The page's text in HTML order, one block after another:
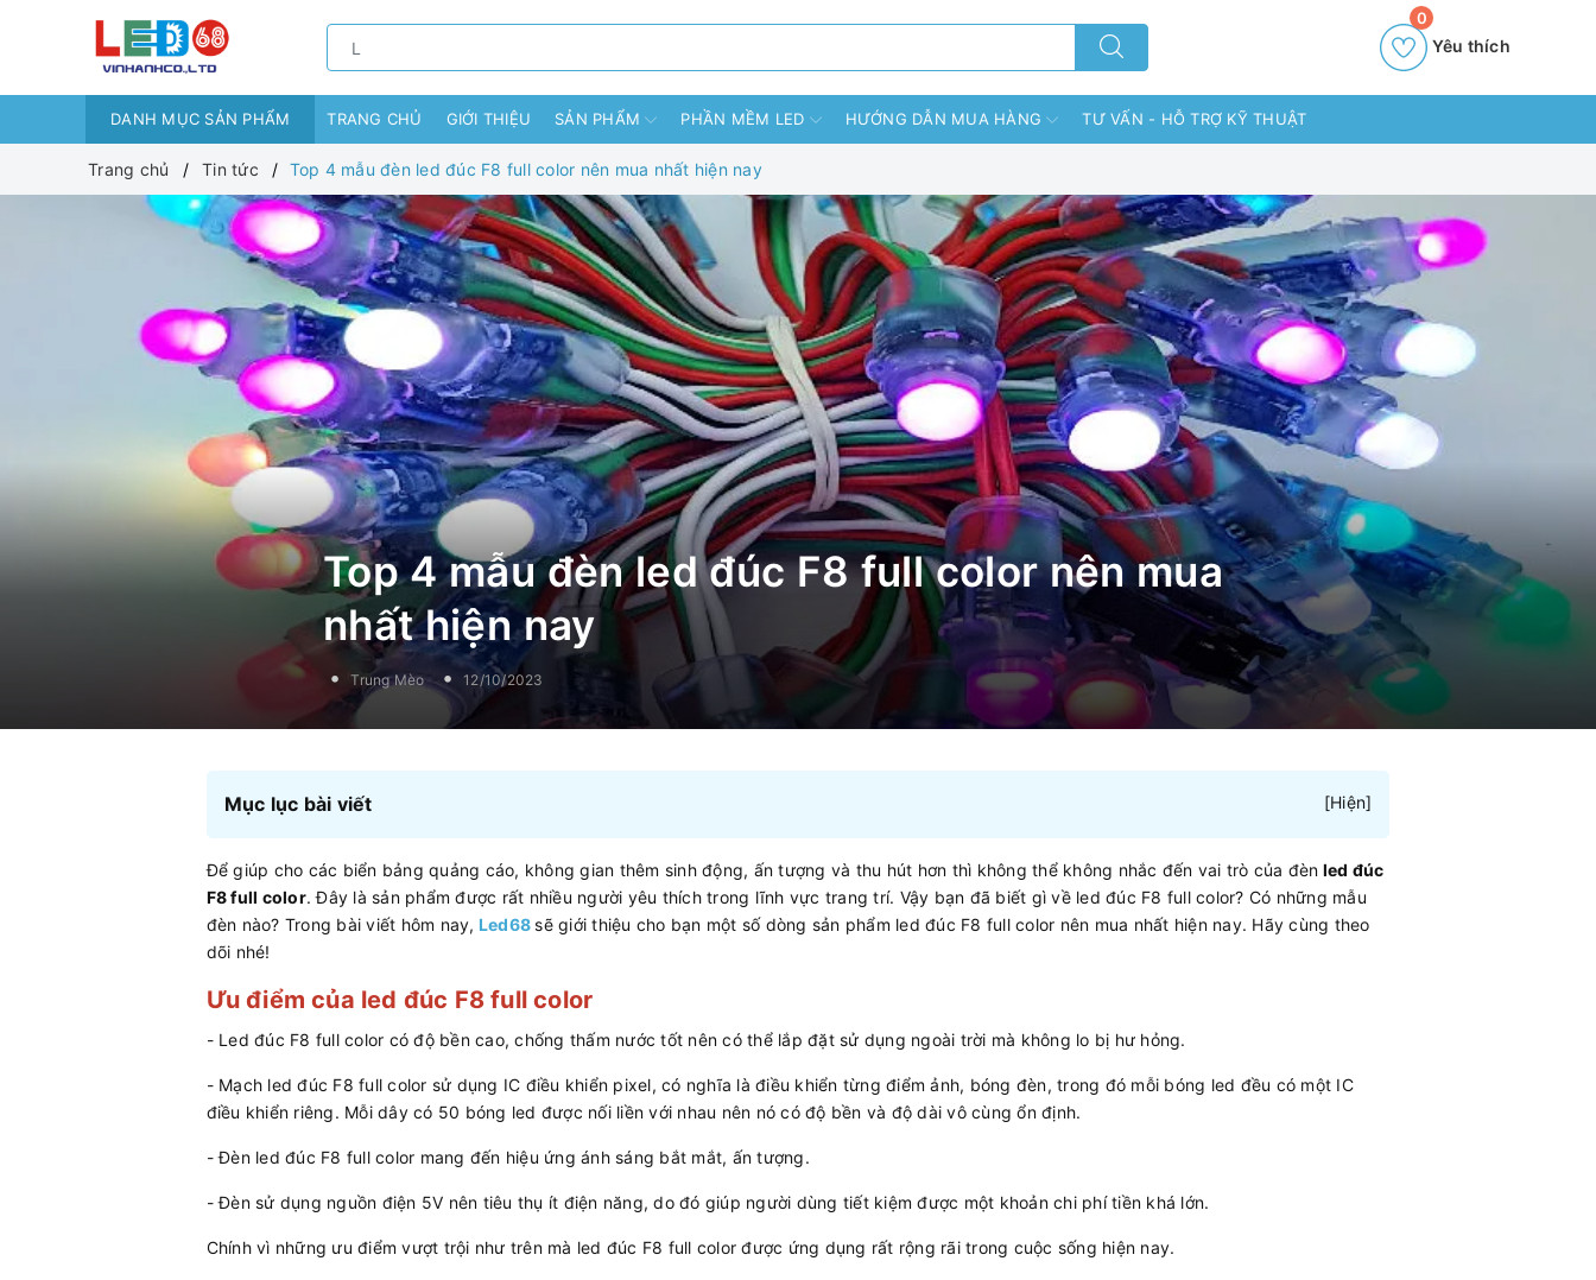
Yêu thích
0
DANH MỤC SẢN PHẨM TRANG CHỦ GIỚI THIỆU SẢN PHẨM PHẦN MỀM LED HƯỚNG DẪN MUA HÀNG TƯ VẤN - HỖ TRỢ KỸ THUẬT
Trang chủ Tin tức Top 4 mẫu đèn led đúc F8 full color nên mua nhất hiện nay
Top 4 mẫu đèn led đúc F8 full color nên mua
nhất hiện nay
Trung Mèo 12/10/2023
Mục lục bài viết [Hiện]
Để giúp cho các biển bảng quảng cáo, không gian thêm sinh động, ấn tượng và thu hút hơn thì không thể không nhắc đến vai trò của đèn led đúc
F8 full color. Đây là sản phẩm được rất nhiều người yêu thích trong lĩnh vực trang trí. Vậy bạn đã biết gì về led đúc F8 full color? Có những mẫu
đèn nào? Trong bài viết hôm nay, Led68 sẽ giới thiệu cho bạn một số dòng sản phẩm led đúc F8 full color nên mua nhất hiện nay. Hãy cùng theo
dõi nhé!
Ưu điểm của led đúc F8 full color
- Led đúc F8 full color có độ bền cao, chống thấm nước tốt nên có thể lắp đặt sử dụng ngoài trời mà không lo bị hư hỏng.
- Mạch led đúc F8 full color sử dụng IC điều khiển pixel, có nghĩa là điều khiển từng điểm ảnh, bóng đèn, trong đó mỗi bóng led đều có một IC
điều khiển riêng. Mỗi dây có 50 bóng led được nối liền với nhau nên nó có độ bền và độ dài vô cùng ổn định.
- Đèn led đúc F8 full color mang đến hiệu ứng ánh sáng bắt mắt, ấn tượng.
- Đèn sử dụng nguồn điện 5V nên tiêu thụ ít điện năng, do đó giúp người dùng tiết kiệm được một khoản chi phí tiền khá lớn.
Chính vì những ưu điểm vượt trội như trên mà led đúc F8 full color được ứng dụng rất rộng rãi trong cuộc sống hiện nay.